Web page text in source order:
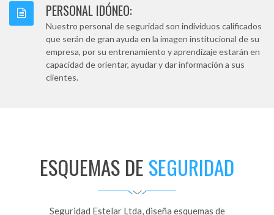
PERSONAL IDÓNEO:
Nuestro personal de seguridad son individuos calificados
que serán de gran ayuda en la imagen institucional de su
empresa, por su entrenamiento y aprendizaje estarán en
capacidad de orientar, ayudar y dar información a sus
clientes.
ESQUEMAS DE SEGURIDAD
Seguridad Estelar Ltda, diseña esquemas de